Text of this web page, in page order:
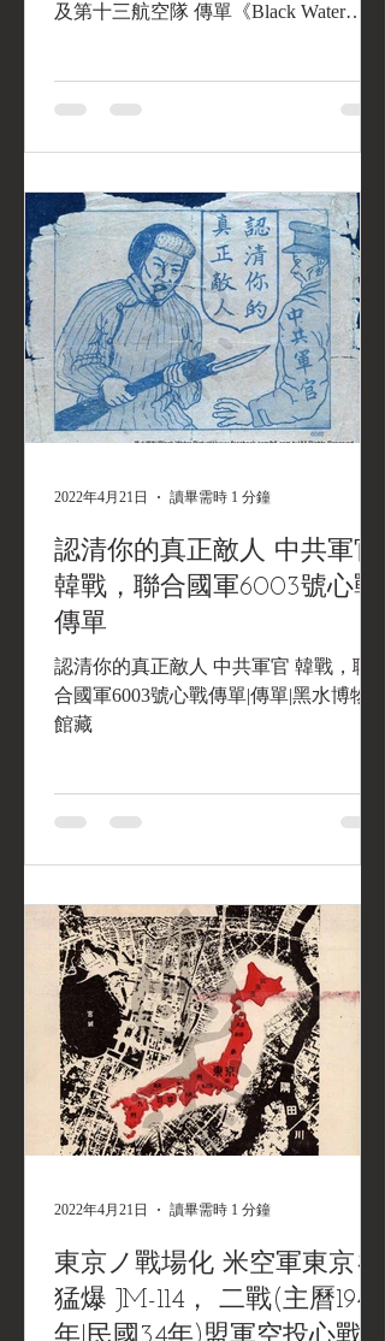
物館館藏》
及第十三航空隊 傳單《Black Water
認清你的真正敵人 中共軍官
韓戰，聯合國軍6003號心戰
傳單
認清你的真正敵人 中共軍官 韓戰，聯
合國軍6003號心戰傳單|傳單|黑水博物館
館藏
2022年4月21日 讀畢需時 1 分鐘
東京ノ戰場化 米空軍東京を
猛爆 JM-114， 二戰(主曆1945
2022年4月21日 讀畢需時 1 分鐘